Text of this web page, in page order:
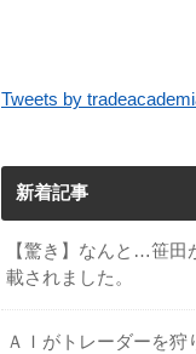
Tweets by
新着記事
【驚き】なんと…笹田
載されました。
ＡＩがトレーダーを狩